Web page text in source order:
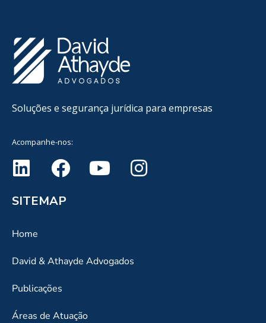
Soluções e segurança jurídica para empresas
Acompanhe-nos:
SITEMAP
Home
David & Athayde Advogados
Publicações
Áreas de Atuação